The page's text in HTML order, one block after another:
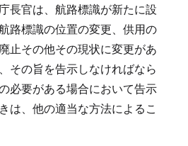
長官は、航路標識が新たに設
路標識の位置の変更、供用の
止その他その現状に変更があ
その旨を告示しなければなら
必要がある場合において告示
は、他の適当な方法によるこ